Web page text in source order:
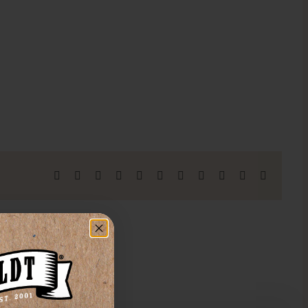
Facebook Reddit LinkedInWhatsAppTelegramm
TumblrPinterest Xing